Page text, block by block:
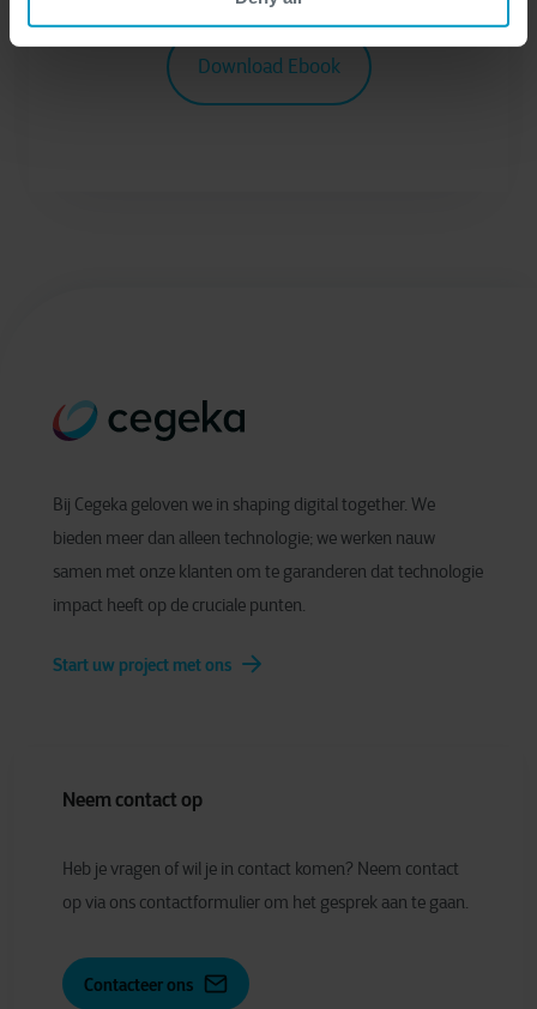
Bij Cegeka geloven we in shaping digital together. We
bieden meer dan alleen technologie; we werken nauw
samen met onze klanten om te garanderen dat technologie
impact heeft op de cruciale punten.
Start uw project met ons
Neem contact op
Heb je vragen of wil je in contact komen? Neem contact
op via ons contactformulier om het gesprek aan te gaan.
Contacteer ons